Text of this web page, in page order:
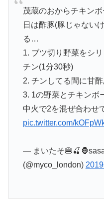
茂蔵のおからチキン
日は酢豚(豚じゃない
る…
1. ブツ切り野菜をシ
チン(1分30秒)
2. チンしてる間に甘
3. 1の野菜とチキンボ
中火で2を混ぜ合わせ
pic.twitter.com/
— まいたそ
(@myco_london)